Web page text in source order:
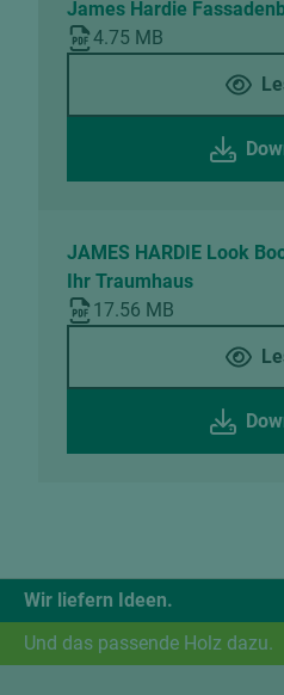
James Hardie
4.75 MB
JAMES HARDIE Look
Ihr Traumhaus
17.56 MB
Wir liefern Ideen.
Und das passende Holz dazu.